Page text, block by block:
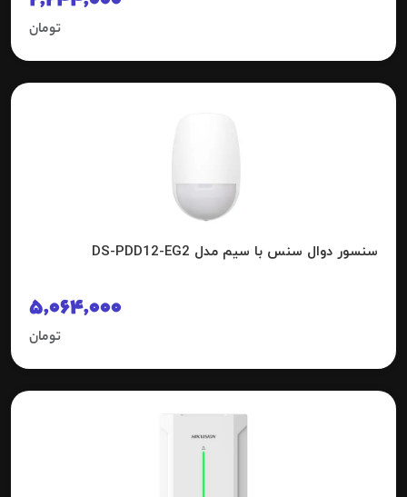
تومان
سنسور دوال سنس با سیم مدل DS-PDD12-EG2
5,064,000
تومان